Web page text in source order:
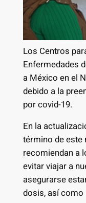
Los Centros
Enfermedades
a México en el
debido a la
por covid-19.
En la
término de este
recomiendan a
evitar viajar a
asegurarse
dosis, así como